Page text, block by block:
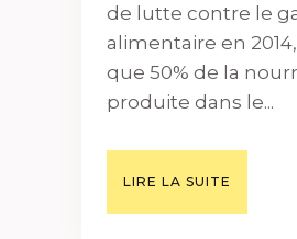
de lutte contre le
alimentaire en
que 50% de la
produite dans le...
LIRE LA SUITE